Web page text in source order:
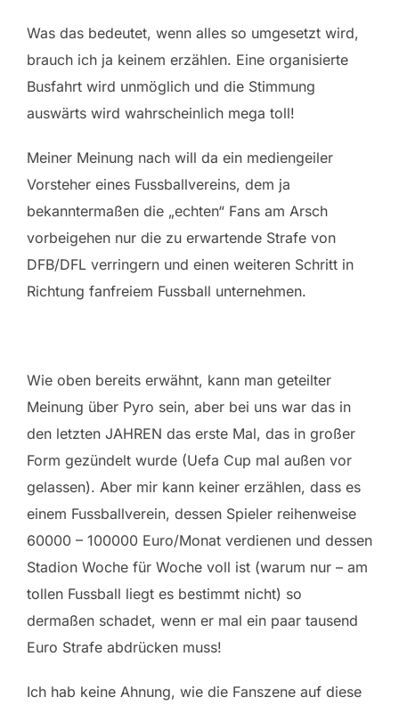
Was das bedeutet, wenn alles so umgesetzt wird,
brauch ich ja keinem erzählen. Eine organisierte
Busfahrt wird unmöglich und die Stimmung
auswärts wird wahrscheinlich mega toll!
Meiner Meinung nach will da ein mediengeiler
Vorsteher eines Fussballvereins, dem ja
bekanntermaßen die „echten“ Fans am Arsch
vorbeigehen nur die zu erwartende Strafe von
DFB/DFL verringern und einen weiteren Schritt in
Richtung fanfreiem Fussball unternehmen.
Wie oben bereits erwähnt, kann man geteilter
Meinung über Pyro sein, aber bei uns war das in
den letzten JAHREN das erste Mal, das in großer
Form gezündelt wurde (Uefa Cup mal außen vor
gelassen). Aber mir kann keiner erzählen, dass es
einem Fussballverein, dessen Spieler reihenweise
60000 – 100000 Euro/Monat verdienen und dessen
Stadion Woche für Woche voll ist (warum nur – am
tollen Fussball liegt es bestimmt nicht) so
dermaßen schadet, wenn er mal ein paar tausend
Euro Strafe abdrücken muss!
Ich hab keine Ahnung, wie die Fanszene auf diese